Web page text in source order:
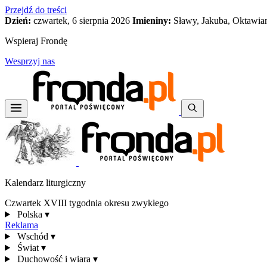
Przejdź do treści
Dzień: czwartek, 6 sierpnia 2026 Imieniny: Sławy, Jakuba,
Wspieraj Frondę
Wesprzyj nas
Kalendarz liturgiczny
Czwartek XVIII tygodnia okresu zwykłego
Polska ▾
Reklama
Wschód ▾
Świat ▾
Duchowość i wiara ▾